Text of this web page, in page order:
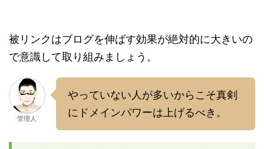
被リンクはブログを伸ばす効果が絶対的に大きいの
で意識して取り組みましょう。
管理人
やっていない人が多いからこそ真剣
にドメインパワーは上げるべき。